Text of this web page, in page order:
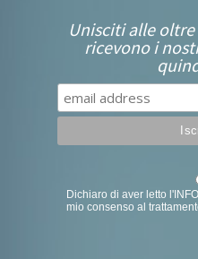
Unisciti alle oltre
ricevono i
Dichiaro di aver letto l'
mio consenso al